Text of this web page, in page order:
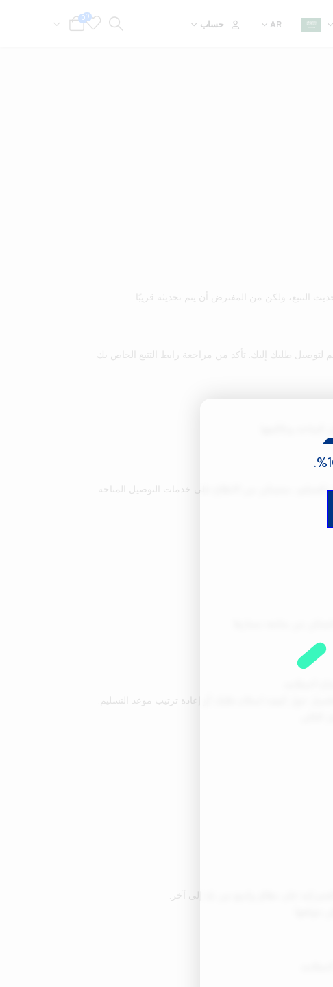
AR حساب
0
0
التتبع، ولكن من المفترض أن يتم تحديثه قريبًا.
لتوصيل طلبك إليك. تأكد من مراجعة رابط التتبع الخاص بك
وتكاليفها.
لاستلامه.
حول كيفية استلام طلبك أو إعادة ترتيب موعد التسليم.